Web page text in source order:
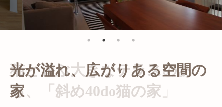
光が溢れ、広がりある空間の
家